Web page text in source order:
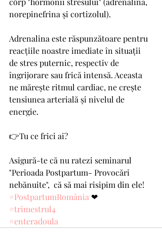
norepinefrina și cortizolul).
Adrenalina este răspunzătoare pentru
reacțiile noastre imediate în situații
de stres puternic, respectiv de
îngrijorare sau frică intensă. Aceasta
ne mărește ritmul cardiac, ne crește
tensiunea arterială și nivelul de
energie.
👉Tu ce frici ai?
Asigură-te că nu ratezi seminarul
"Perioada Postpartum- Provocări
nebănuite",  că să mai risipim din ele!
#PostpartumRomânia ❤
#trimestrul4
#enteradoula